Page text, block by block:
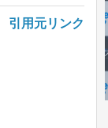
引用元リンク